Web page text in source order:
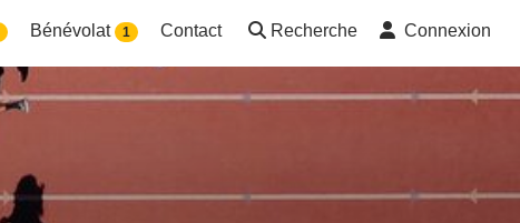
Bénévolat 1 Contact Recherche Connexion